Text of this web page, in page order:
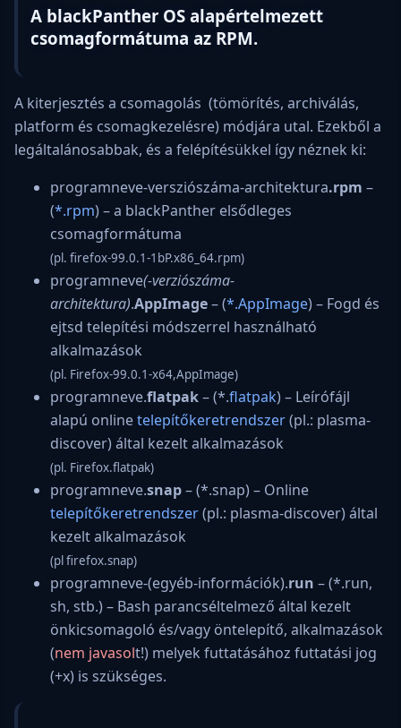
A blackPanther OS alapértelmezett
csomagformátuma az RPM.
A kiterjesztés a csomagolás (tömörítés, archiválás,
platform és csomagkezelésre) módjára utal. Ezekből a
legáltalánosabbak, és a felépítésükkel így néznek ki:
programneve-versziószáma-architektura.rpm –
(*.rpm) – a blackPanther elsődleges
csomagformátuma
(pl. firefox-99.0.1-1bP.x86_64.rpm)
programneve(-verziószáma-
architektura).AppImage– (*.AppImage) – Fogd és
ejtsd telepítési módszerrel használható
alkalmazások
(pl. Firefox-99.0.1-x64,AppImage)
programneve.flatpak– (*.flatpak) – Leírófájl
alapú onlinetelepítőkeretrendszer(pl.: plasma-
discover) által kezelt alkalmazások
(pl. Firefox.flatpak)
programneve.snap– (*.snap) – Online
telepítőkeretrendszer(pl.: plasma-discover) által
kezelt alkalmazások
(pl firefox.snap)
programneve-(egyéb-információk).run – (*.run,
sh, stb.) – Bash parancséltelmező által kezelt
önkicsomagoló és/vagy öntelepítő, alkalmazások
(nem javasolt!) melyek futtatásához futtatási jog
(+x) is szükséges.